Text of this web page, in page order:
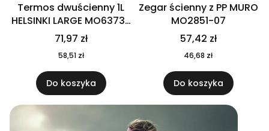
Termos dwuścienny 1L
HELSINKI LARGE MO6373-
04
71,97 zł
58,51 zł
Do koszyka
Zegar ścienny z PP MURO
MO2851-07
57,42 zł
46,68 zł
Do koszyka